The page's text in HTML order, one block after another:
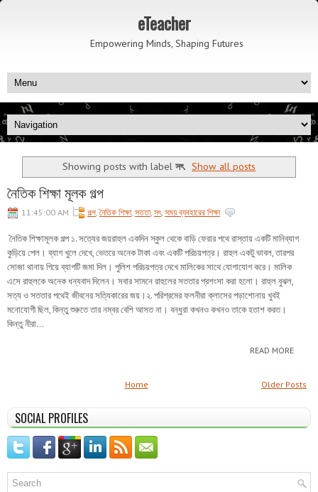
eTeacher
Empowering Minds, Shaping Futures
Showing posts with label সৎ. Show all posts
নৈতিক শিক্ষা মূলক গল্প
11:45:00 AM গল্প ,নৈতিক শিক্ষা, সততা, সৎ, সময় ব্যবহারের শিক্ষা
নৈতিক শিক্ষামূলক গল্প ১. সত্যের জয়রাহুল একদিন স্কুল থেকে বাড়ি ফেরার পথে রাস্তায় একটি মানিব্যাগ
কুড়িয়ে পেল। ব্যাগ খুলে দেখে, ভেতরে অনেক টাকা এবং একটি পরিচয়পত্র। রাহুল একটু ভাবল, তারপর
সোজা থানায় গিয়ে ব্যাগটি জমা দিল। পুলিশ পরিচয়পত্র দেখে মালিকের সাথে যোগাযোগ করে। মালিক
এসে রাহুলকে অনেক ধন্যবাদ দিলেন। সবার সামনে রাহুলের সততার প্রশংসা করা হলো। রাহুল বুঝল,
সত্য ও সততার পথেই জীবনের সত্যিকারের জয়।২. পরিশ্রমের ফলনীরা ক্লাসের পড়াশোনায় খুবই
মনোযোগী ছিল, কিন্তু শুরুতে তার নম্বর বেশি আসত না। বন্ধুরা কখনও কখনও তাকে হতাশ করত।
কিন্তু নীরা...
READ MORE
Older Posts
Home
SOCIAL PROFILES